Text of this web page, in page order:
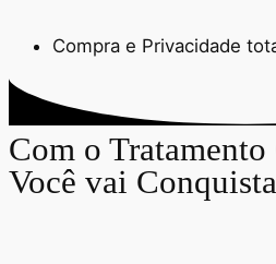
Compra e Privacidade
Com o
Você vai